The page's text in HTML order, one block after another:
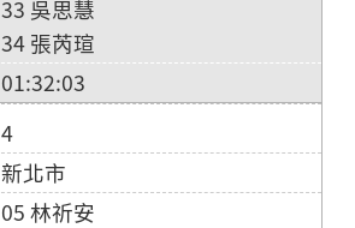
33 吳思慧
34 張芮瑄
01:32:03
4
新北市
05 林祈安